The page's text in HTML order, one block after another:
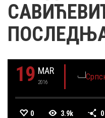
19 MAR
2016
0 3.9k 0